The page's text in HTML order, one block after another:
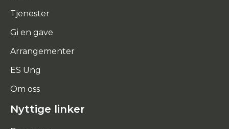
Tjenester
Gi en gave
Arrangementer
ES Ung
Om oss
Nyttige linker